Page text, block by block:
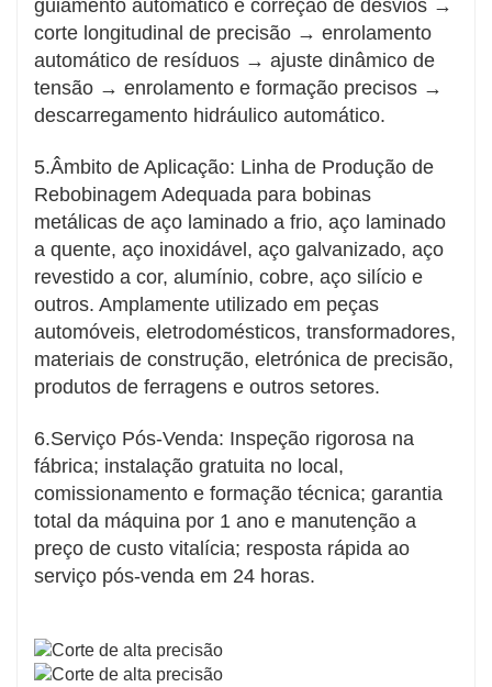
guiamento automático e correção de desvios →
corte longitudinal de precisão → enrolamento
automático de resíduos → ajuste dinâmico de
tensão → enrolamento e formação precisos →
descarregamento hidráulico automático.
5.Âmbito de Aplicação: Linha de Produção de
Rebobinagem Adequada para bobinas
metálicas de aço laminado a frio, aço laminado
a quente, aço inoxidável, aço galvanizado, aço
revestido a cor, alumínio, cobre, aço silício e
outros. Amplamente utilizado em peças
automóveis, eletrodomésticos, transformadores,
materiais de construção, eletrónica de precisão,
produtos de ferragens e outros setores.
6.Serviço Pós-Venda: Inspeção rigorosa na
fábrica; instalação gratuita no local,
comissionamento e formação técnica; garantia
total da máquina por 1 ano e manutenção a
preço de custo vitalícia; resposta rápida ao
serviço pós-venda em 24 horas.